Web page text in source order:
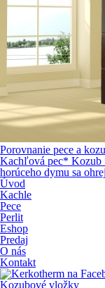
Porovnanie pece a
Kachľová pec* Kozub
horúceho dymu sa
Úvod
Kachle
Pece
Perlit
Eshop
Predaj
O nás
Kontakt
Kozubové vložky